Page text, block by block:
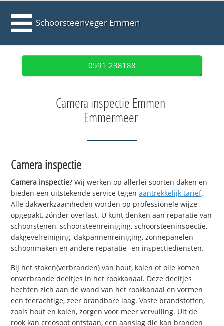
Schoorsteenveger Emmen
0591-238188
Camera inspectie Emmen
Emmermeer
Camera inspectie
Camera inspectie? Wij werken op allerlei soorten daken en
bieden een uitstekende service tegenaantrekkelijk tarief.
Alle dakwerkzaamheden worden op professionele wijze
opgepakt, zónder overlast. U kunt denken aan reparatie van
schoorstenen, schoorsteenreiniging, schoorsteeninspectie,
dakgevelreiniging, dakpannenreiniging, zonnepanelen
schoonmaken en andere reparatie- en inspectiediensten.
Bij het stoken(verbranden) van hout, kolen of olie komen
onverbrande deeltjes in het rookkanaal. Deze deeltjes
hechten zich aan de wand van het rookkanaal en vormen
een teerachtige, zeer brandbare laag. Vaste brandstoffen,
zoals hout en kolen, zorgen voor meer vervuiling. Uit de
rook kan creosoot ontstaan, een aanslag die kan branden